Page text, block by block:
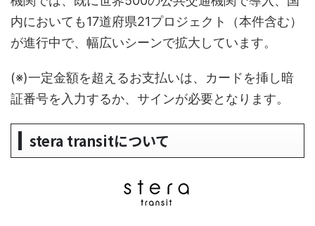
内においても17道府県21プロジェクト（本件含む）
が進行中で、幅広いシーンで拡大しています。
(※)一定金額を超えるお支払いは、カードを挿し暗
証番号を入力するか、サインが必要となります。
stera transitについて